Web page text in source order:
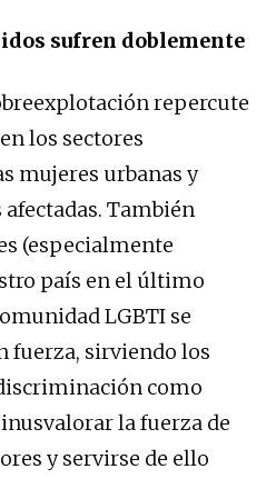
sufren doblemente
repercute
los sectores
mujeres urbanas y
También
(especialmente
país en el último
LGBTI se
fuerza, sirviendo los
como
la fuerza de
y servirse de ello